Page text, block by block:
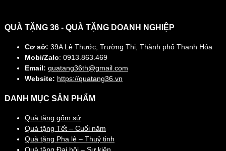
QUÀ TẶNG 36 - QUÀ TẶNG DOANH NGHIỆP
Cơ sở: 39A Lê Thước, Trường Thi, Thành phố Thanh Hóa
Mobi/Zalo: 0913.863.469
Email: quatang36th@gmail.com
Website: https://quatang36.vn
DANH MỤC SẢN PHẨM
Quà tặng gốm sứ
Quà tặng Tết – Cuối năm
Quà tặng Pha lê – Thuỷ tinh
Quà tặng Đại hội – Sự kiện